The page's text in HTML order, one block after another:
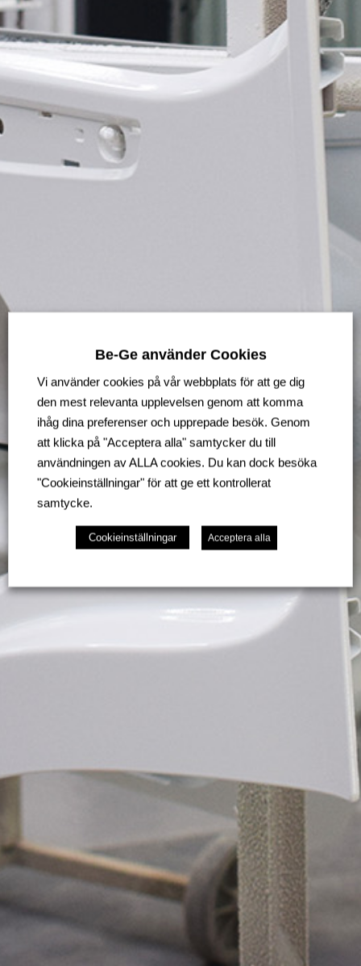
Be-Ge använder Cookies
Vi använder cookies på vår webbplats för att ge dig
den mest relevanta upplevelsen genom att komma
ihåg dina preferenser och upprepade besök. Genom
att klicka på "Acceptera alla" samtycker du till
användningen av ALLA cookies. Du kan dock besöka
"Cookieinställningar" för att ge ett kontrollerat
samtycke.
Cookieinställningar Acceptera alla